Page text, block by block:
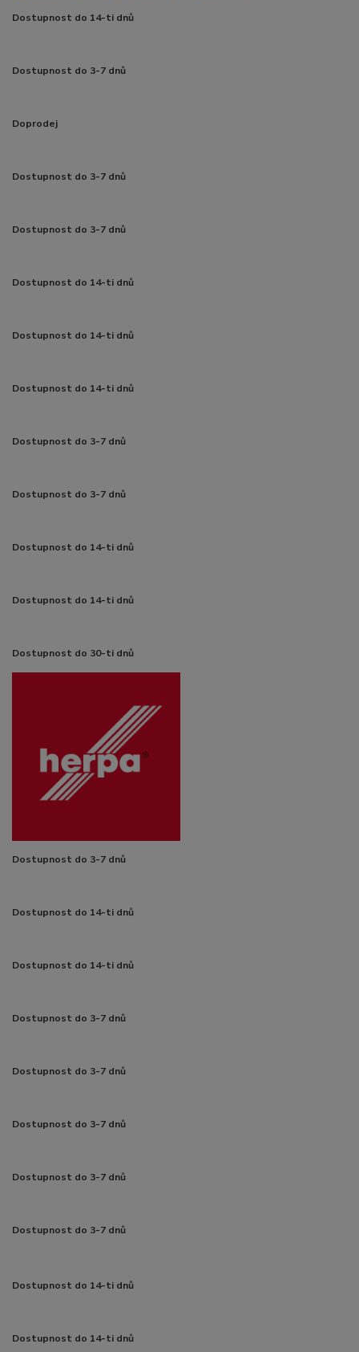
Dostupnost do 14-ti dnů
Dostupnost do 3-7 dnů
Doprodej
Dostupnost do 3-7 dnů
Dostupnost do 3-7 dnů
Dostupnost do 14-ti dnů
Dostupnost do 14-ti dnů
Dostupnost do 14-ti dnů
Dostupnost do 3-7 dnů
Dostupnost do 3-7 dnů
Dostupnost do 14-ti dnů
Dostupnost do 14-ti dnů
Dostupnost do 30-ti dnů
Dostupnost do 3-7 dnů
Dostupnost do 14-ti dnů
Dostupnost do 14-ti dnů
Dostupnost do 3-7 dnů
Dostupnost do 3-7 dnů
Dostupnost do 3-7 dnů
Dostupnost do 3-7 dnů
Dostupnost do 3-7 dnů
Dostupnost do 14-ti dnů
Dostupnost do 14-ti dnů